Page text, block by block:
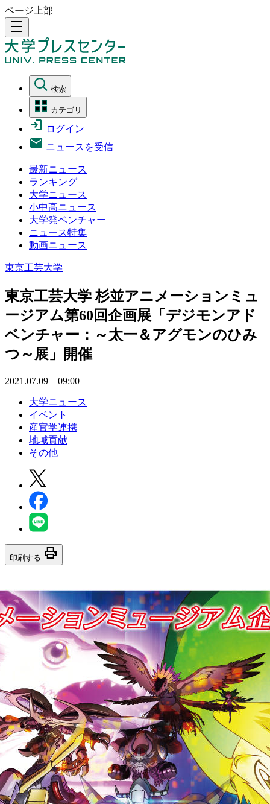
ページ上部
density_medium
検索
カテゴリ
ログイン
ニュースを受信
最新ニュース
ランキング
大学ニュース
小中高ニュース
大学発ベンチャー
ニュース特集
動画ニュース
東京工芸大学
東京工芸大学 杉並アニメーションミュ
ージアム第60回企画展「デジモンアド
ベンチャー：～太一＆アグモンのひみ
つ～展」開催
2021.07.09 09:00
大学ニュース
イベント
産官学連携
地域貢献
その他
印刷する print